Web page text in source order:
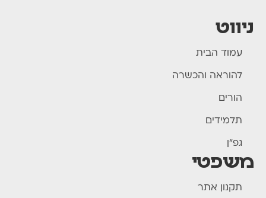
ניווט
עמוד הבית
להוראה והכשרה
הורים
תלמידים
גפ"ן
משפטי
תקנון אתר